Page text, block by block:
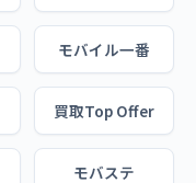
モバイル一番
買取Top Offer
モバステ